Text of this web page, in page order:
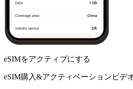
eSIMをアクティブにする
eSIM購入&アクティベーションビデ